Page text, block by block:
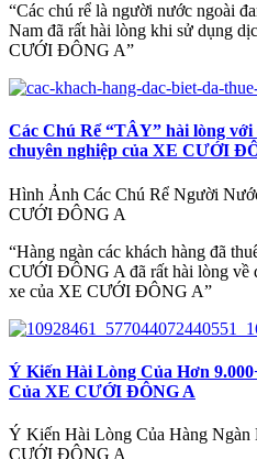
“Các chú rể là người nước ngoài
Nam đã rất hài lòng khi sử dụng
CƯỚI ĐÔNG A”
Các Chú Rể “TÂY” hài lòng
chuyên nghiệp của XE CƯỚI
Hình Ảnh Các Chú Rể Người
CƯỚI ĐÔNG A
“Hàng ngàn các khách hàng đã
CƯỚI ĐÔNG A đã rất hài lòng về
xe của XE CƯỚI ĐÔNG A”
Ý Kiến Hài Lòng Của Hơn
Của XE CƯỚI ĐÔNG A
Ý Kiến Hài Lòng Của Hàng Ngàn
CƯỚI ĐÔNG A